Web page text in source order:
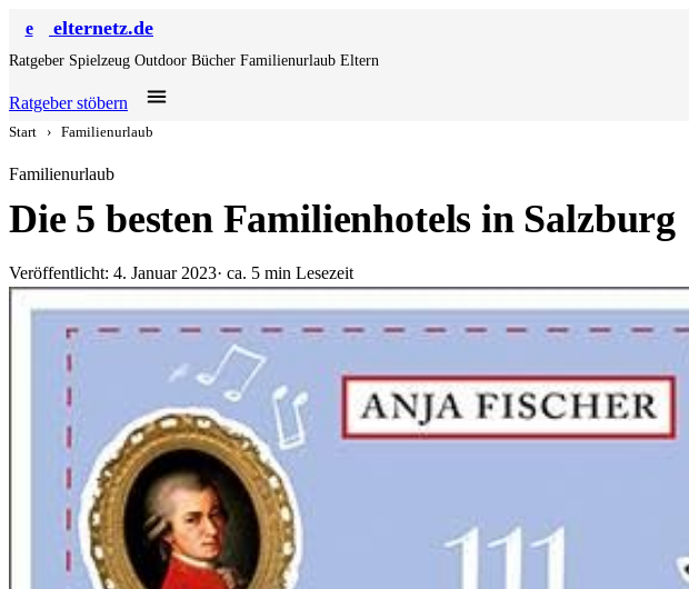
e elternetz.de
Ratgeber Spielzeug Outdoor Bücher Familienurlaub Eltern
Ratgeber stöbern
Start › Familienurlaub
Familienurlaub
Die 5 besten Familienhotels in Salzburg
Veröffentlicht: 4. Januar 2023· ca. 5 min Lesezeit